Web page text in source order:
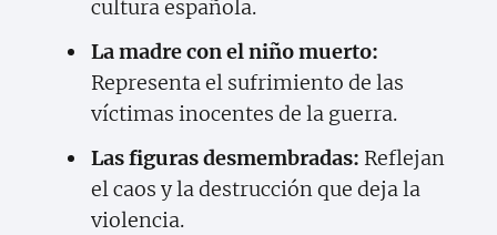
cultura española.
La madre con el niño muerto:
Representa el sufrimiento de las
víctimas inocentes de la guerra.
Las figuras desmembradas: Reflejan
el caos y la destrucción que deja la
violencia.